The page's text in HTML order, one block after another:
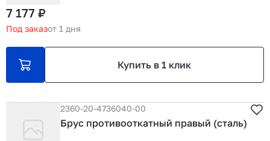
7 177 ₽
Под заказот 1 дня
Купить в 1 клик
2360-20-4736040-00
Брус противооткатный правый (сталь)